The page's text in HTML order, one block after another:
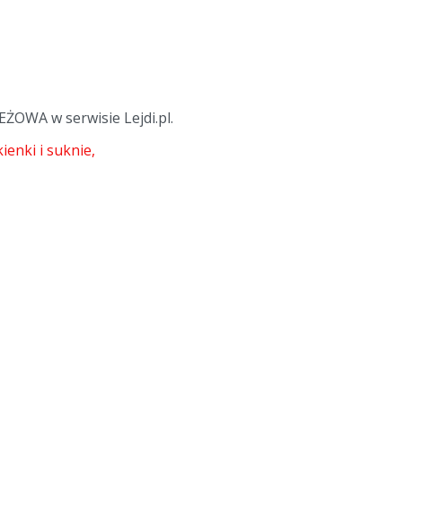
w serwisie Lejdi.pl.
i suknie